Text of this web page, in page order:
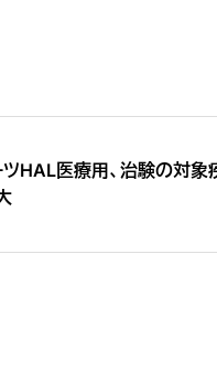
ツHAL医療用、治験の対